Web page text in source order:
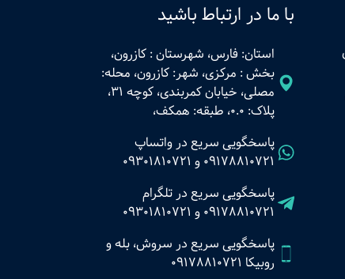
با ما در ارتباط باشید
استان: فارس، شهرستان : کازرون،
بخش : مرکزی، شهر: کازرون، محله:
مصلی، خیابان کمربندی، کوچه 31،
پلاک: 0.0، طبقه: همکف،
پاسخگویی سریع در واتساپ
09178810721 و 09301810721
پاسخگویی سریع در تلگرام
09178810721 و 09301810721
پاسخگویی سریع در سروش، بله و
روبیکا 09178810721